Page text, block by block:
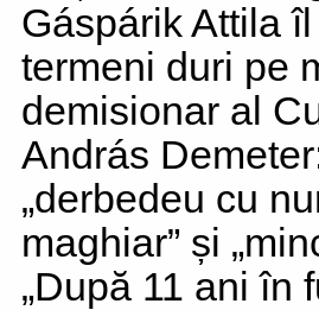
Gáspárik Attila
termeni duri pe
demisionar al
András
„derbedeu cu
maghiar” și
„După 11 ani în